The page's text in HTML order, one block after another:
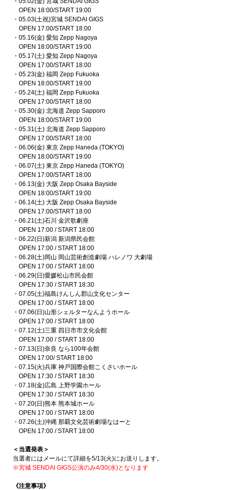
OPEN 18:00/START 19:00
・05.03(土祝)宮城 SENDAI GIGS
OPEN 17:00/START 18:00
・05.16(金) 愛知 Zepp Nagoya
OPEN 18:00/START 19:00
・05.17(土) 愛知 Zepp Nagoya
OPEN 17:00/START 18:00
・05.23(金) 福岡 Zepp Fukuoka
OPEN 18:00/START 19:00
・05.24(土) 福岡 Zepp Fukuoka
OPEN 17:00/START 18:00
・05.30(金) 北海道 Zepp Sapporo
OPEN 18:00/START 19:00
・05.31(土) 北海道 Zepp Sapporo
OPEN 17:00/START 18:00
・06.06(金) 東京 Zepp Haneda (TOKYO)
OPEN 18:00/START 19:00
・06.07(土) 東京 Zepp Haneda (TOKYO)
OPEN 17:00/START 18:00
・06.13(金) 大阪 Zepp Osaka Bayside
OPEN 18:00/START 19:00
・06.14(土) 大阪 Zepp Osaka Bayside
OPEN 17:00/START 18:00
・06.21(土)石川 金沢歌劇座
OPEN 17:00 / START 18:00
・06.22(日)新潟 新潟県民会館
OPEN 17:00 / START 18:00
・06.28(土)岡山 岡山芸術創造劇場 ハレノワ 大劇場
OPEN 17:00 / START 18:00
・06.29(日)愛媛松山市民会館
OPEN 17:30 / START 18:30
・07.05(土)福島けんしん郡山文化センター
OPEN 17:00 / START 18:00
・07.06(日)山形シェルターなんようホール
OPEN 17:00 / START 18:00
・07.12(土)三重 四日市市文化会館
OPEN 17:00 / START 18:00
・07.13(日)奈良 なら100年会館
OPEN 17:00/ START 18:00
・07.15(火)兵庫 神戸国際会館こくさいホール
OPEN 17:30 / START 18:30
・07.18(金)広島 上野学園ホール
OPEN 17:30 / START 18:30
・07.20(日)熊本 熊本城ホール
OPEN 17:00 / START 18:00
・07.26(土)沖縄 那覇文化芸術劇場なはーと
OPEN 17:00 / START 18:00
＜当選発表＞
当選者にはメールにて詳細を5/13(火)にお送りします。
※宮城 SENDAI GIGS公演のみ4/30(水)となります
《注意事項》